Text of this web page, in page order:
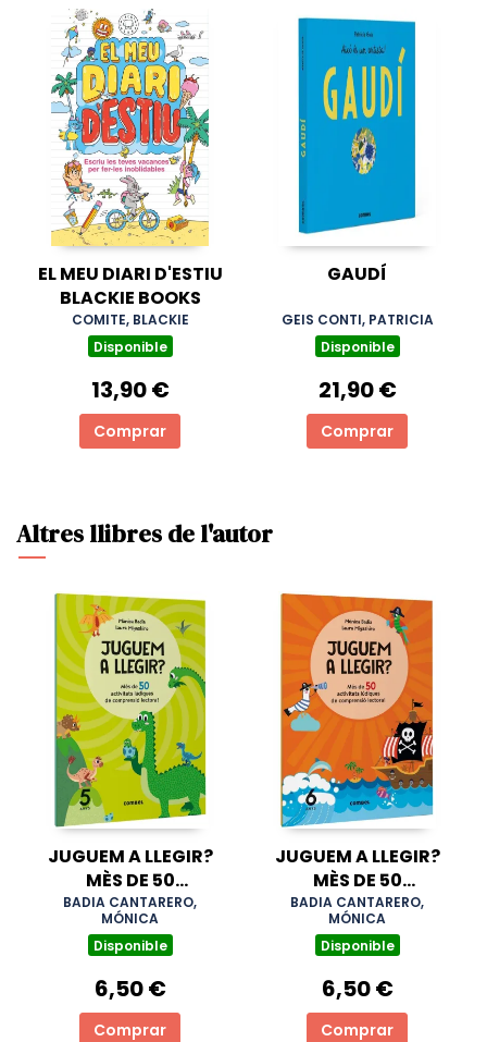
EL MEU DIARI D'ESTIU
BLACKIE BOOKS
COMITE, BLACKIE
Disponible
13,90 €
Comprar
GAUDÍ
GEIS CONTI, PATRICIA
Disponible
21,90 €
Comprar
Altres llibres de l'autor
JUGUEM A LLEGIR?
MÈS DE 50
ACTIVITATS
LÚDIQUES DE
COMPRENSIÓ
LECTORA! 5 ANYS
BADIA CANTARERO,
MÓNICA
Disponible
6,50 €
Comprar
JUGUEM A LLEGIR?
MÈS DE 50
ACTIVITATS
LÚDIQUES DE
COMPRENSIÓ
LECTORA! 6 ANYS
BADIA CANTARERO,
MÓNICA
Disponible
6,50 €
Comprar